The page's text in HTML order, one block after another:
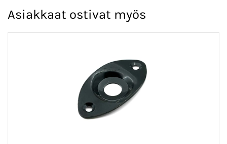
Asiakkaat ostivat myös